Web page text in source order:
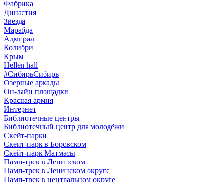
Фабрика
Династия
Звезда
Марабда
Адмирал
Колибри
Крым
Hellen hall
#СибирьСибирь
Озерные аркады
Он-лайн площадки
Красная армия
Интернет
Библиотечные центры
Библиотечный центр для молодёжи
Скейт-парки
Скейт-парк в Боровском
Скейт-парк Матмасы
Памп-трек в Ленинском
Памп-трек в Ленинском округе
Памп-трек в центральном округе